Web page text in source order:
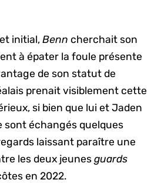
initial,Benncherchait son
à épater la foule présente
de son statut de
prenait visiblement cette
si bien que lui et Jaden
sont échangés quelques
laissant paraître une
les deux jeunesguards
en 2022.